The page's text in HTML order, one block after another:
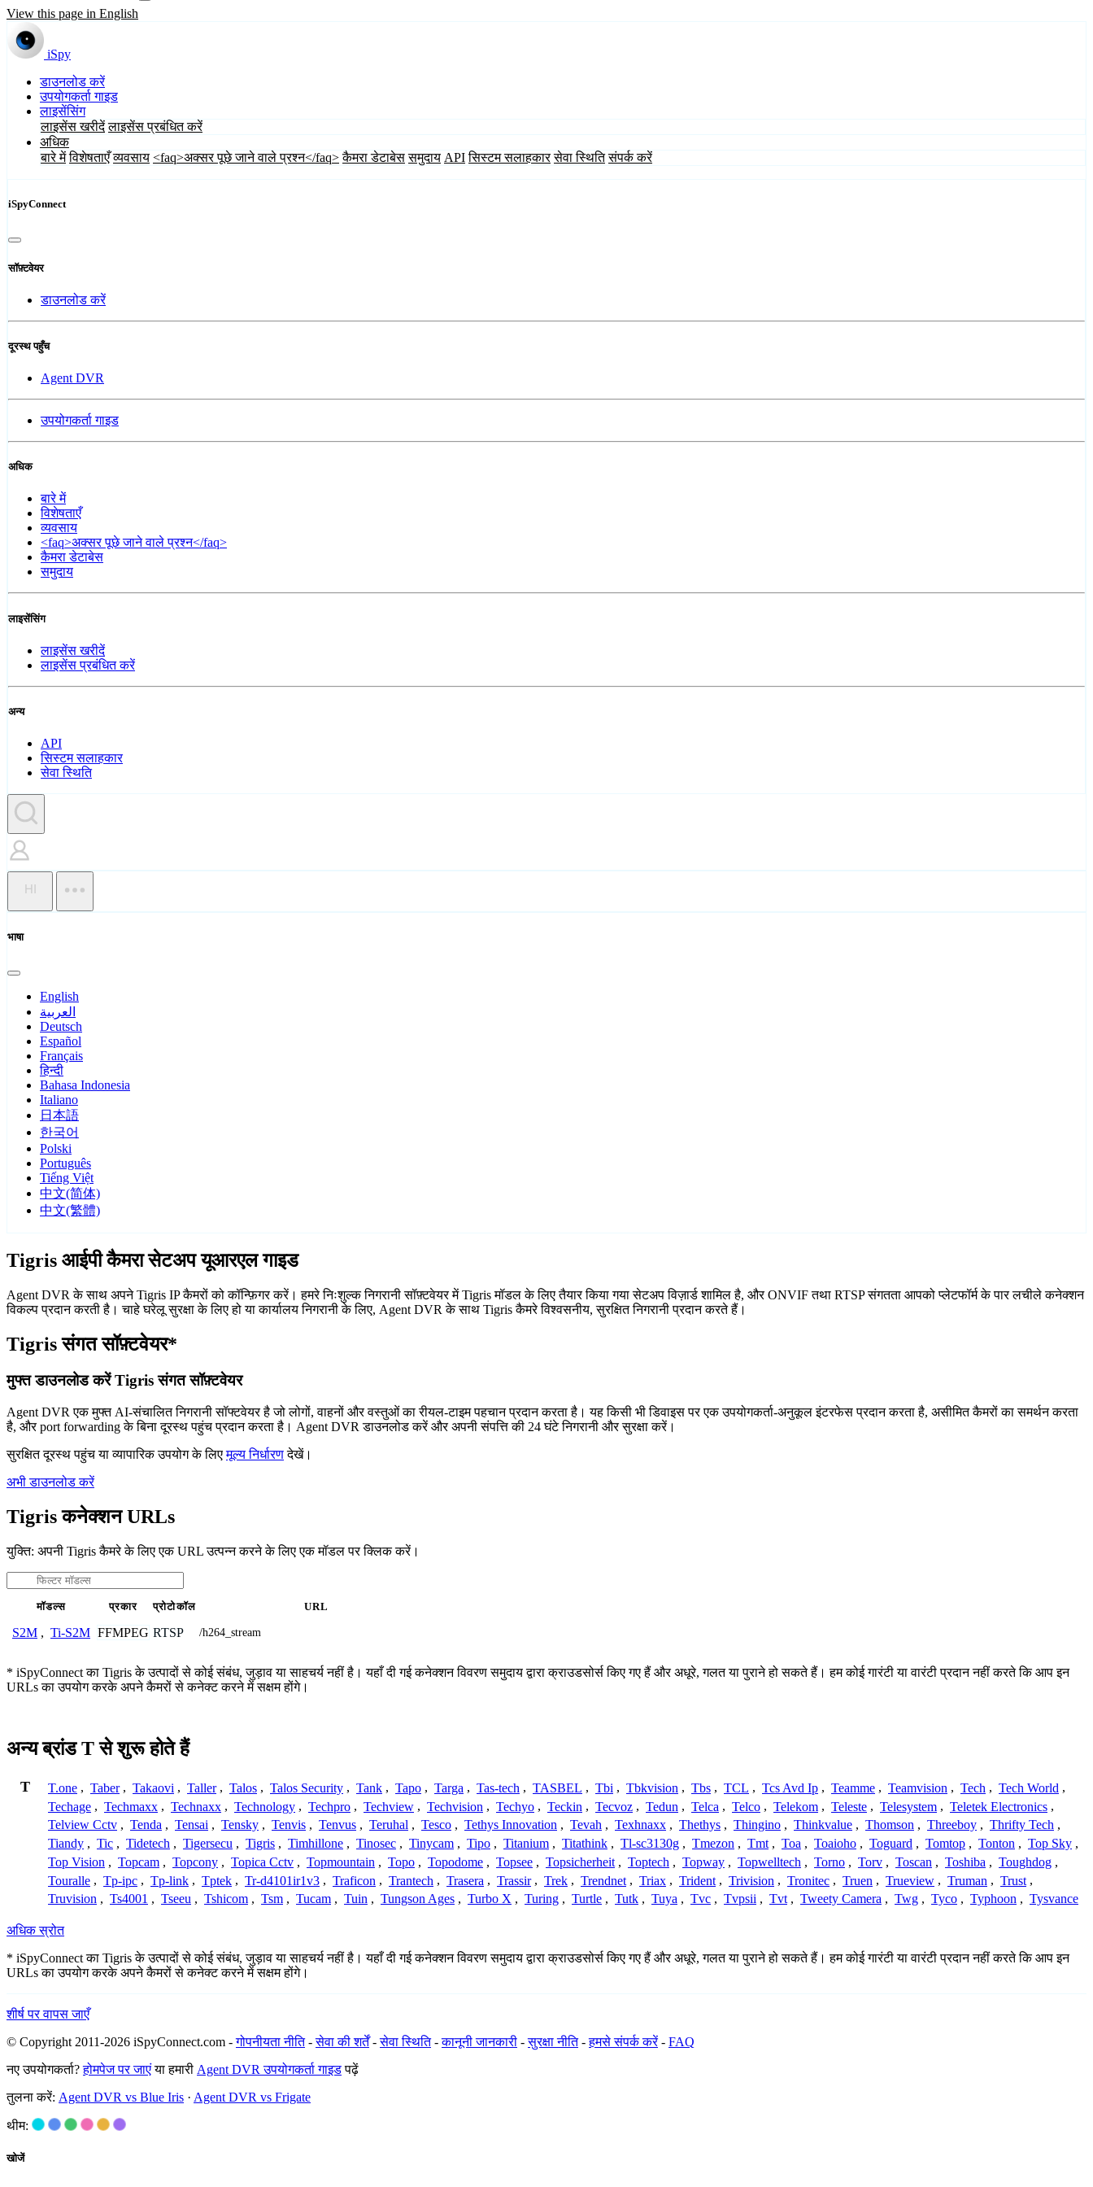
View this page in English
iSpy
डाउनलोड करें
उपयोगकर्ता गाइड
लाइसेंसिंग
लाइसेंस खरीदें लाइसेंस प्रबंधित करें
अधिक
बारे में विशेषताएँ व्यवसाय <faq>अक्सर पूछे जाने वाले प्रश्न</faq> कैमरा डेटाबेस समुदाय API सिस्टम सलाहकार सेवा स्थिति संपर्क करें
iSpyConnect
सॉफ़्टवेयर
डाउनलोड करें
दूरस्थ पहुँच
Agent DVR
उपयोगकर्ता गाइड
अधिक
बारे में
विशेषताएँ
व्यवसाय
<faq>अक्सर पूछे जाने वाले प्रश्न</faq>
कैमरा डेटाबेस
समुदाय
लाइसेंसिंग
लाइसेंस खरीदें
लाइसेंस प्रबंधित करें
अन्य
API
सिस्टम सलाहकार
सेवा स्थिति
HI
भाषा
English
العربية
Deutsch
Español
Français
हिन्दी
Bahasa Indonesia
Italiano
日本語
한국어
Polski
Português
Tiếng Việt
中文(简体)
中文(繁體)
Tigris आईपी कैमरा सेटअप यूआरएल गाइड
Agent DVR के साथ अपने Tigris IP कैमरों को कॉन्फ़िगर करें। हमरे निःशुल्क निगरानी सॉफ़्टवेयर में Tigris मॉडल के लिए तैयार किया गया सेटअप विज़ार्ड शामिल है, और ONVIF तथा RTSP संगतता आपको प्लेटफॉर्म के पार लचीले कनेक्शन
विकल्प प्रदान करती है। चाहे घरेलू सुरक्षा के लिए हो या कार्यालय निगरानी के लिए, Agent DVR के साथ Tigris कैमरे विश्वसनीय, सुरक्षित निगरानी प्रदान करते हैं।
Tigris संगत सॉफ़्टवेयर*
मुफ्त डाउनलोड करें Tigris संगत सॉफ़्टवेयर
Agent DVR एक मुफ्त AI-संचालित निगरानी सॉफ्टवेयर है जो लोगों, वाहनों और वस्तुओं का रीयल-टाइम पहचान प्रदान करता है। यह किसी भी डिवाइस पर एक उपयोगकर्ता-अनुकूल इंटरफेस प्रदान करता है, असीमित कैमरों का समर्थन करता
है, और port forwarding के बिना दूरस्थ पहुंच प्रदान करता है। Agent DVR डाउनलोड करें और अपनी संपत्ति की 24 घंटे निगरानी और सुरक्षा करें।
सुरक्षित दूरस्थ पहुंच या व्यापारिक उपयोग के लिएमूल्य निर्धारणदेखें।
अभी डाउनलोड करें
Tigris कनेक्शन URLs
युक्ति: अपनी Tigris कैमरे के लिए एक URL उत्पन्न करने के लिए एक मॉडल पर क्लिक करें।
मॉडल्स प्रकार प्रोटोकॉल URL
S2M , Ti-S2M FFMPEG RTSP /h264_stream
* iSpyConnect का Tigris के उत्पादों से कोई संबंध, जुड़ाव या साहचर्य नहीं है। यहाँ दी गई कनेक्शन विवरण समुदाय द्वारा क्राउडसोर्स किए गए हैं और अधूरे, गलत या पुराने हो सकते हैं। हम कोई गारंटी या वारंटी प्रदान नहीं करते कि आप इन
URLs का उपयोग करके अपने कैमरों से कनेक्ट करने में सक्षम होंगे।
अन्य ब्रांड T से शुरू होते हैं
T T.one , Taber , Takaovi , Taller , Talos , Talos Security , Tank , Tapo , Targa , Tas-tech , TASBEL , Tbi , Tbkvision , Tbs , TCL , Tcs Avd Ip , Teamme , Teamvision , Tech , Tech World ,
Techage , Techmaxx , Technaxx , Technology , Techpro , Techview , Techvision , Techyo , Teckin , Tecvoz , Tedun , Telca , Telco , Telekom , Teleste , Telesystem , Teletek Electronics ,
Telview Cctv , Tenda , Tensai , Tensky , Tenvis , Tenvus , Teruhal , Tesco , Tethys Innovation , Tevah , Texhnaxx , Thethys , Thingino , Thinkvalue , Thomson , Threeboy , Thrifty Tech ,
Tiandy , Tic , Tidetech , Tigersecu , Tigris , Timhillone , Tinosec , Tinycam , Tipo , Titanium , Titathink , Tl-sc3130g , Tmezon , Tmt , Toa , Toaioho , Toguard , Tomtop , Tonton , Top Sky ,
Top Vision , Topcam , Topcony , Topica Cctv , Topmountain , Topo , Topodome , Topsee , Topsicherheit , Toptech , Topway , Topwelltech , Torno , Torv , Toscan , Toshiba , Toughdog ,
Touralle , Tp-ipc , Tp-link , Tptek , Tr-d4101ir1v3 , Traficon , Trantech , Trasera , Trassir , Trek , Trendnet , Triax , Trident , Trivision , Tronitec , Truen , Trueview , Truman , Trust ,
Truvision , Ts4001 , Tseeu , Tshicom , Tsm , Tucam , Tuin , Tungson Ages , Turbo X , Turing , Turtle , Tutk , Tuya , Tvc , Tvpsii , Tvt , Tweety Camera , Twg , Tyco , Typhoon , Tysvance
अधिक स्रोत
* iSpyConnect का Tigris के उत्पादों से कोई संबंध, जुड़ाव या साहचर्य नहीं है। यहाँ दी गई कनेक्शन विवरण समुदाय द्वारा क्राउडसोर्स किए गए हैं और अधूरे, गलत या पुराने हो सकते हैं। हम कोई गारंटी या वारंटी प्रदान नहीं करते कि आप इन
URLs का उपयोग करके अपने कैमरों से कनेक्ट करने में सक्षम होंगे।
शीर्ष पर वापस जाएँ
© Copyright 2011-2026 iSpyConnect.com -गोपनीयता नीति-सेवा की शर्तें-सेवा स्थिति-कानूनी जानकारी -सुरक्षा नीति-हमसे संपर्क करें- FAQ
नए उपयोगकर्ता?होमपेज पर जाएंया हमारी Agent DVR उपयोगकर्ता गाइडपढ़ें
तुलना करें: Agent DVR vs Blue Iris · Agent DVR vs Frigate
थीम:
खोजें